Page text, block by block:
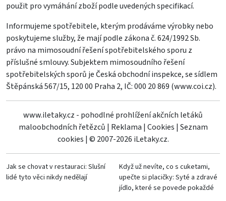
použit pro vymáhání zboží podle uvedených specifikací.
Informujeme spotřebitele, kterým prodáváme výrobky nebo
poskytujeme služby, že mají podle zákona č. 624/1992 Sb.
právo na mimosoudní řešení spotřebitelského sporu z
příslušné smlouvy. Subjektem mimosoudního řešení
spotřebitelských sporů je Česká obchodní inspekce, se sídlem
Štěpánská 567/15, 120 00 Praha 2, IČ: 000 20 869 (www.coi.cz).
www.iletaky.cz - pohodlné prohlížení akčních letáků
maloobchodních řetězců | Reklama | Cookies | Seznam
cookies | © 2007-2026 iLetaky.cz.
Jak se chovat v restauraci: Slušní
lidé tyto věci nikdy nedělají
Když už nevíte, co s cuketami,
upečte si placičky: Syté a zdravé
jídlo, které se povede pokaždé